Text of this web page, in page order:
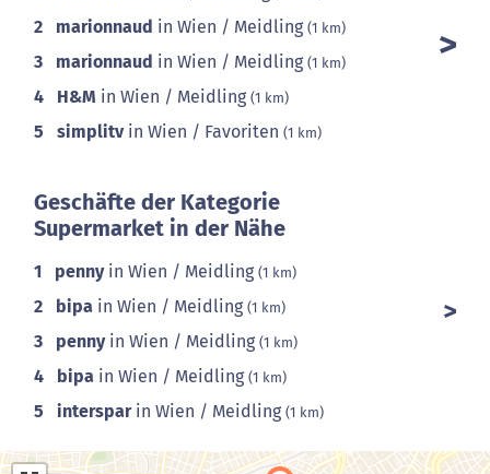
2 marionnaud in Wien / Meidling (1 km)
3 marionnaud in Wien / Meidling (1 km)
4 H&M in Wien / Meidling (1 km)
5 simplitvin Wien / Favoriten (1 km)
Geschäfte der Kategorie
Supermarket in der Nähe
1 pennyin Wien / Meidling (1 km)
2 bipa in Wien / Meidling (1 km)
3 pennyin Wien / Meidling (1 km)
4 bipa in Wien / Meidling (1 km)
5 intersparin Wien / Meidling (1 km)